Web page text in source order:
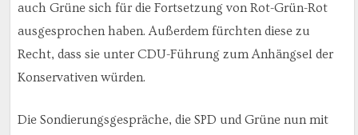
auch Grüne sich für die Fortsetzung von Rot-Grün-Rot
ausgesprochen haben. Außerdem fürchten diese zu
Recht, dass sie unter CDU-Führung zum Anhängsel der
Konservativen würden.
Die Sondierungsgespräche, die SPD und Grüne nun mit